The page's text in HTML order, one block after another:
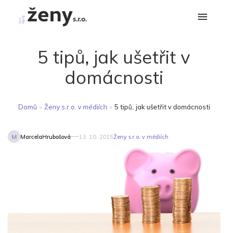
5 tipů, jak ušetřit v
domácnosti
Domů » Ženy s.r.o. v médiích » 5 tipů, jak ušetřit v domácnosti
M MarcelaHrubošová 13. 10. 2015Ženy s.r.o. v médiích